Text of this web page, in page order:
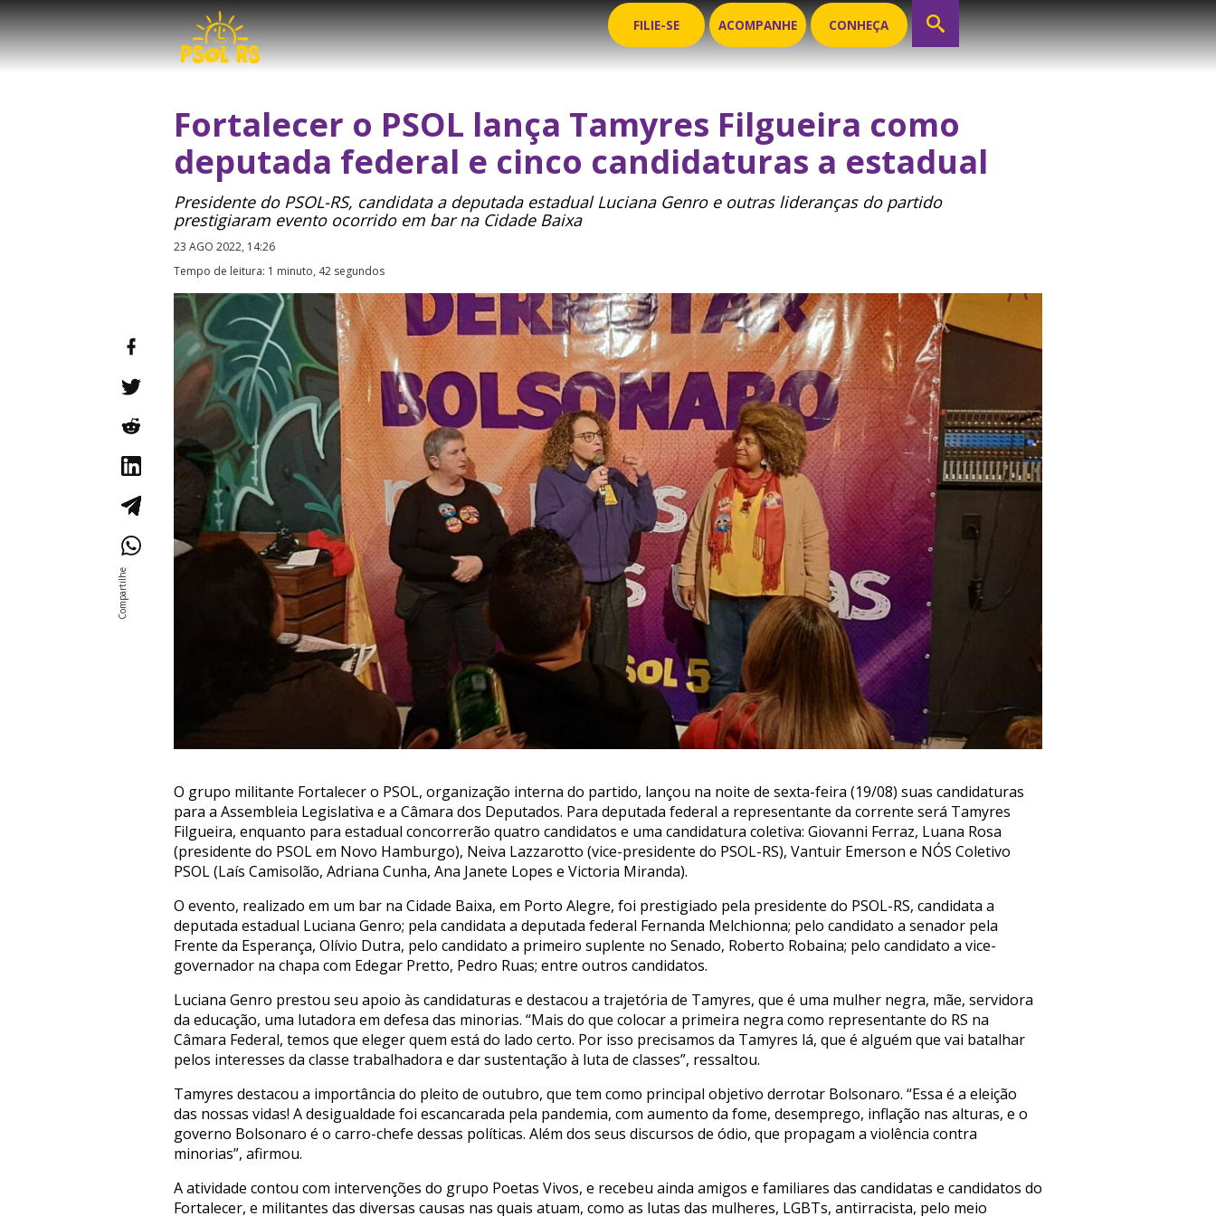
FILIE-SE ACOMPANHE CONHEÇA
Fortalecer o PSOL lança Tamyres Filgueira como
deputada federal e cinco candidaturas a estadual
Presidente do PSOL-RS, candidata a deputada estadual Luciana Genro e outras lideranças do partido
prestigiaram evento ocorrido em bar na Cidade Baixa
23 AGO 2022, 14:26
Tempo de leitura: 1 minuto, 42 segundos
O grupo militante Fortalecer o PSOL, organização interna do partido, lançou na noite de sexta-feira (19/08) suas candidaturas
para a Assembleia Legislativa e a Câmara dos Deputados. Para deputada federal a representante da corrente será Tamyres
Filgueira, enquanto para estadual concorrerão quatro candidatos e uma candidatura coletiva: Giovanni Ferraz, Luana Rosa
(presidente do PSOL em Novo Hamburgo), Neiva Lazzarotto (vice-presidente do PSOL-RS), Vantuir Emerson e NÓS Coletivo
PSOL (Laís Camisolão, Adriana Cunha, Ana Janete Lopes e Victoria Miranda).
O evento, realizado em um bar na Cidade Baixa, em Porto Alegre, foi prestigiado pela presidente do PSOL-RS, candidata a
deputada estadual Luciana Genro; pela candidata a deputada federal Fernanda Melchionna; pelo candidato a senador pela
Frente da Esperança, Olívio Dutra, pelo candidato a primeiro suplente no Senado, Roberto Robaina; pelo candidato a vice-
governador na chapa com Edegar Pretto, Pedro Ruas; entre outros candidatos.
Luciana Genro prestou seu apoio às candidaturas e destacou a trajetória de Tamyres, que é uma mulher negra, mãe, servidora
da educação, uma lutadora em defesa das minorias. “Mais do que colocar a primeira negra como representante do RS na
Câmara Federal, temos que eleger quem está do lado certo. Por isso precisamos da Tamyres lá, que é alguém que vai batalhar
pelos interesses da classe trabalhadora e dar sustentação à luta de classes”, ressaltou.
Tamyres destacou a importância do pleito de outubro, que tem como principal objetivo derrotar Bolsonaro. “Essa é a eleição
das nossas vidas! A desigualdade foi escancarada pela pandemia, com aumento da fome, desemprego, inflação nas alturas, e o
governo Bolsonaro é o carro-chefe dessas políticas. Além dos seus discursos de ódio, que propagam a violência contra
minorias”, afirmou.
A atividade contou com intervenções do grupo Poetas Vivos, e recebeu ainda amigos e familiares das candidatas e candidatos do
Fortalecer, e militantes das diversas causas nas quais atuam, como as lutas das mulheres, LGBTs, antirracista, pelo meio